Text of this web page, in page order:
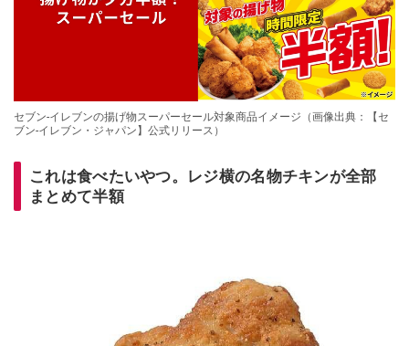
セブン‐イレブンの揚げ物スーパーセール対象商品イメージ（画像出典：【セ
ブン‐イレブン・ジャパン】公式リリース）
これは食べたいやつ。レジ横の名物チキンが全部
まとめて半額